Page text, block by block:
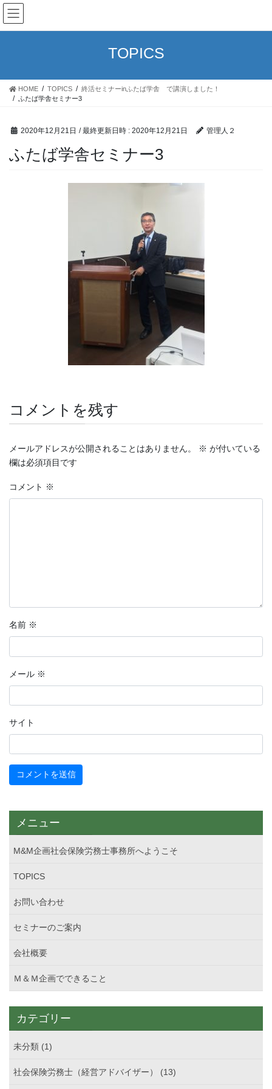
コ
ン
テ
ス
ナ
ビ
ゲ
ン
TOPICS
HOME TOPICS
終活セミナーinふたば学舎 で講演しました！
ふたば学舎セミナー3
2020年12月21日 / 最終更新日時 : 2020年12月21日 管理人２
ふたば学舎セミナー3
コメントを残す
メールアドレスが公開されることはありません。 ※ が付いている
欄は必須項目です
コメント ※
名前 ※
メール ※
サイト
メニュー
M&M企画社会保険労務士事務所へようこそ
TOPICS
お問い合わせ
セミナーのご案内
会社概要
Ｍ＆Ｍ企画でできること
カテゴリー
未分類 (1)
社会保険労務士（経営アドバイザー） (13)